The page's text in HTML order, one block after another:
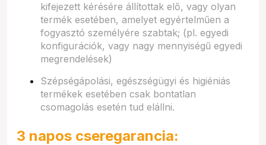
kifejezett kérésére állítottak elő, vagy olyan
termék esetében, amelyet egyértelműen a
fogyasztó személyére szabtak; (pl. egyedi
konfigurációk, vagy nagy mennyiségű egyedi
megrendelések)
Szépségápolási, egészségügyi és higiéniás
termékek esetében csak bontatlan
csomagolás esetén tud elállni.
3 napos cseregarancia: